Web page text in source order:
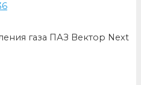
газа ПАЗ Вектор Next